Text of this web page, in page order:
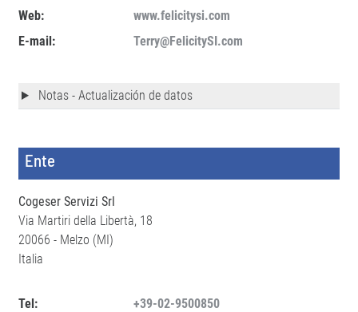
Web:
www.felicitysi.com
E-mail:
Terry@FelicitySI.com
Notas - Actualización de datos
Ente
Cogeser Servizi Srl
Via Martiri della Libertà, 18
20066 - Melzo (MI)
Italia
Tel:
+39-02-9500850